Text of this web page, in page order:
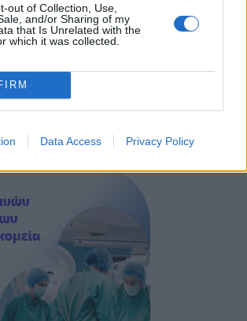
out of Collection, Use,
and/or Sharing of my
that Is Unrelated with the
which it was collected.
Data Access Privacy Policy